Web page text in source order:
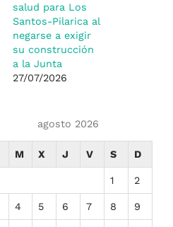
salud para Los
Santos-Pilarica al
negarse a exigir
su construcción
a la Junta
27/07/2026
agosto 2026
M X J V S D
1 2
4 5 6 7 8 9